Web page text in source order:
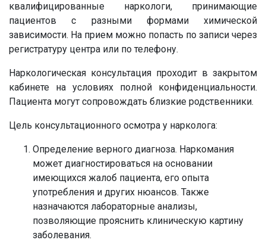
квалифицированные наркологи, принимающие
пациентов с разными формами химической
зависимости. На прием можно попасть по записи через
регистратуру центра или по телефону.
Наркологическая консультация проходит в закрытом
кабинете на условиях полной конфиденциальности.
Пациента могут сопровождать близкие родственники.
Цель консультационного осмотра у нарколога:
Определение верного диагноза. Наркомания
может диагностироваться на основании
имеющихся жалоб пациента, его опыта
употребления и других нюансов. Также
назначаются лабораторные анализы,
позволяющие прояснить клиническую картину
заболевания.